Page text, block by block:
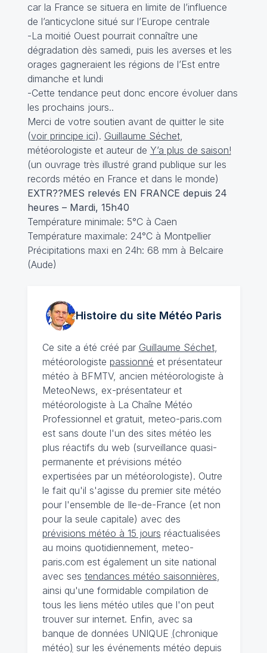
car la France se situera en limite de l’influence
de l’anticyclone situé sur l’Europe centrale
-La moitié Ouest pourrait connaître une
dégradation dès samedi, puis les averses et les
orages gagneraient les régions de l’Est entre
dimanche et lundi
-Cette tendance peut donc encore évoluer dans
les prochains jours..
Merci de votre soutien avant de quitter le site
(voir principe ici). Guillaume Séchet,
météorologiste et auteur de Y’a plus de saison!
(un ouvrage très illustré grand publique sur les
records météo en France et dans le monde)
EXTR??MES relevés EN FRANCE depuis 24
heures – Mardi, 15h40
Température minimale: 5°C à Caen
Température maximale: 24°C à Montpellier
Précipitations maxi en 24h: 68 mm à Belcaire
(Aude)
Histoire du site MétéoParis
Ce site a été créé par Guillaume Séchet,
météorologiste passionné et présentateur
météo à BFMTV, ancien météorologiste à
MeteoNews, ex-présentateur et
météorologiste à La Chaîne Météo
Professionnel et gratuit, meteo-paris.com
est sans doute l'un des sites météo les
plus réactifs du web (surveillance quasi-
permanente et prévisions météo
expertisées par un météorologiste). Outre
le fait qu'il s'agisse du premier site météo
pour l'ensemble de Ile-de-France (et non
pour la seule capitale) avec des
prévisions météo à 15 jours réactualisées
au moins quotidiennement, meteo-
paris.com est également un site national
avec ses tendances météo saisonnières,
ainsi qu'une formidable compilation de
tous les liens météo utiles que l'on peut
trouver sur internet. Enfin, avec sa
banque de données UNIQUE (chronique
météo) sur les événements météo depuis